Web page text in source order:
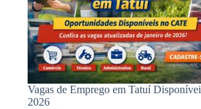
Vagas de Emprego em Tatuí
2026